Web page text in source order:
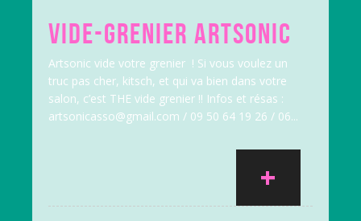
VIDE-GRENIER ARTSONIC
Artsonic vide votre grenier ! Si vous voulez un
truc pas cher, kitsch, et qui va bien dans votre
salon, c’est THE vide grenier !! Infos et résas :
artsonicasso@gmail.com / 09 50 64 19 26 / 06...
+